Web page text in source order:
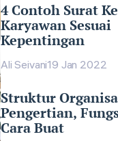
4 Contoh Surat
Karyawan Sesuai
Kepentingan
Ali Seivani19 Jan 2022
Struktur
Pengertian,
Cara Buat